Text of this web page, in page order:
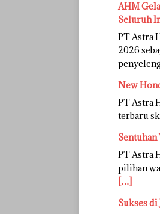
AHM
Seluruh
PT Astra
2026
New
PT Astra
terbaru
PT Astra
pilihan
[…]
Sukses